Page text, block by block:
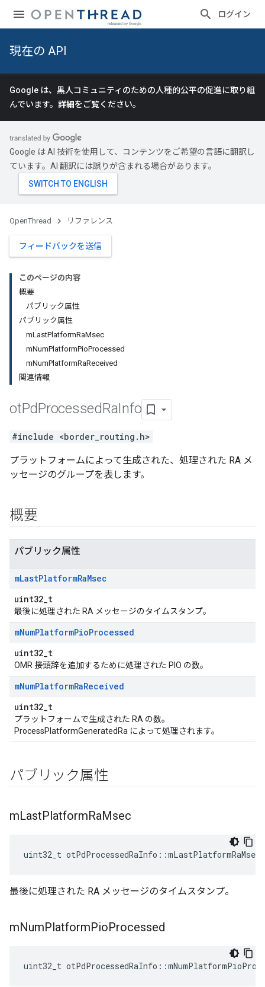
ログイン
現在の API
Google は、黒人コミュニティのための人種的公平の促進に取り組
んでいます。 詳細をご覧ください。
Google は AI 技術を使用して、コンテンツをご希望の言語に翻訳し
ています。AI 翻訳には誤りが含まれる場合があります。
OpenThread リファレンス
フィードバックを送信
このページの内容
概要
パブリック属性
パブリック属性
mLastPlatformRaMsec
mNumPlatformPioProcessed
mNumPlatformRaReceived
関連情報
otPdProcessedRaInfo
#include <border_routing.h>
プラットフォームによって生成された、処理された RA メ
ッセージのグループを表します。
概要
パブリック属性
mLastPlatformRaMsec
uint32_t
最後に処理された RA メッセージのタイムスタンプ。
mNumPlatformPioProcessed
uint32_t
OMR 接頭辞を追加するために処理された PIO の数。
mNumPlatformRaReceived
uint32_t
プラットフォームで生成された RA の数。
ProcessPlatformGeneratedRa によって処理されます。
パブリック属性
mLastPlatformRaMsec
uint32_t otPdProcessedRaInfo ::mLastPlatformRaMsec
最後に処理された RA メッセージのタイムスタンプ。
mNumPlatformPioProcessed
uint32_t otPdProcessedRaInfo ::